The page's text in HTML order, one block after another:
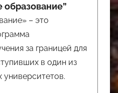
образование”
– это
за границей для
в один из